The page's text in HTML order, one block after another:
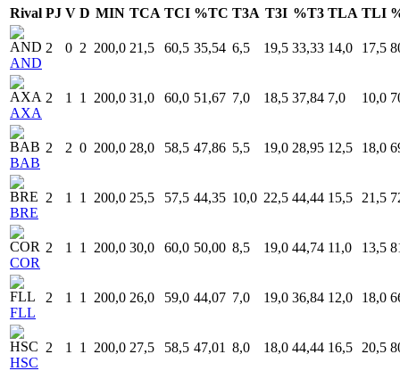
Rival PJ V D MIN TCA TCI %TC T3A T3I %T3 TLA TLI
AND
2 0 2 200,0 21,5 60,5 35,54 6,5 19,5 33,33 14,0 17,5
AXA
2 1 1 200,0 31,0 60,0 51,67 7,0 18,5 37,84 7,0 10,0
BAB
2 2 0 200,0 28,0 58,5 47,86 5,5 19,0 28,95 12,5 18,0
BRE
2 1 1 200,0 25,5 57,5 44,35 10,0 22,5 44,44 15,5 21,5
COR
2 1 1 200,0 30,0 60,0 50,00 8,5 19,0 44,74 11,0 13,5
FLL
2 1 1 200,0 26,0 59,0 44,07 7,0 19,0 36,84 12,0 18,0
HSC
2 1 1 200,0 27,5 58,5 47,01 8,0 18,0 44,44 16,5 20,5